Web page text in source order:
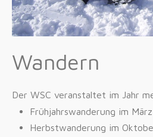
Wandern
Der WSC veranstaltet im Jahr
Frühjahrswanderung im März
Herbstwanderung im